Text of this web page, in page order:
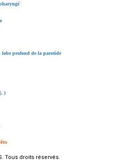
lobe profond de la parotide
)
Tous droits réservés.